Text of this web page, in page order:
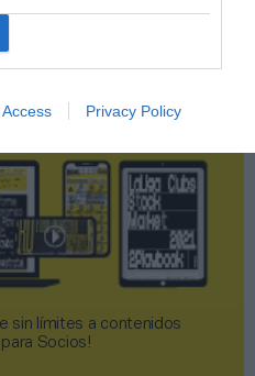
Privacy Policy
sin límites a contenidos
Socios!​​​​​​​